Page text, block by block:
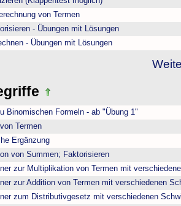
von Termen
- Übungen mit Lösungen
- Übungen mit Lösungen
Binomischen Formeln - ab "Übung 1"
Termen
Ergänzung
von Summen; Faktorisieren
zur Multiplikation von Termen mit
zur Addition von Termen mit verschiedenen
zum Distributivgesetz mit verschiedenen